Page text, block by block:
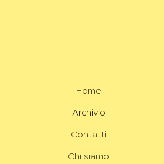
Home
Archivio
Contatti
Chi siamo